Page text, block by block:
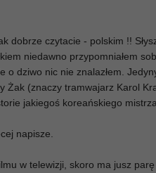
dobrze czytacie - polskim !!
niedawno przypomniałem
o dziwo nic nie znalazłem.
Żak (znaczy tramwajarz Karol
jakiegoś koreańskiego mistrza
napisze.
w telewizji, skoro ma jusz